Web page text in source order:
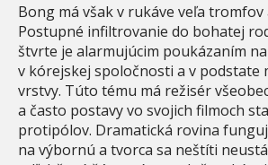
Bong má však v rukáve veľa tromfov
Postupné infiltrovanie do bohatej
štvrte je alarmujúcim poukázaním
v kórejskej spoločnosti a v podstate
vrstvy. Túto tému má režisér
a často postavy vo svojich filmoch
protipólov. Dramatická rovina
na výbornú a tvorca sa neštíti